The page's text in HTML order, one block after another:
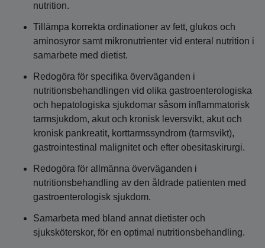
nutrition.
Tillämpa korrekta ordinationer av fett, glukos och
aminosyror samt mikronutrienter vid enteral nutrition i
samarbete med dietist.
Redogöra för specifika överväganden i
nutritionsbehandlingen vid olika gastroenterologiska
och hepatologiska sjukdomar såsom inflammatorisk
tarmsjukdom, akut och kronisk leversvikt, akut och
kronisk pankreatit, korttarmssyndrom (tarmsvikt),
gastrointestinal malignitet och efter obesitaskirurgi.
Redogöra för allmänna överväganden i
nutritionsbehandling av den åldrade patienten med
gastroenterologisk sjukdom.
Samarbeta med bland annat dietister och
sjuksköterskor, för en optimal nutritionsbehandling.